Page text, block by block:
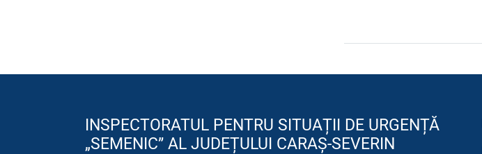
INSPECTORATUL PENTRU SITUAȚII DE URGENȚĂ
„SEMENIC” AL JUDEȚULUI CARAȘ-SEVERIN